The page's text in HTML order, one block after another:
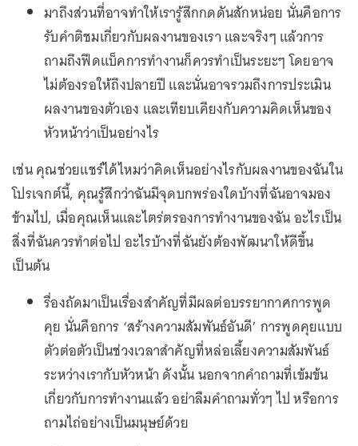
มาถึงส่วนที่อาจทำให้เรารู้สึกกดดันสักหน่อย นั่นคือการ
รับคำติชมเกี่ยวกับผลงานของเรา และจริงๆ แล้วการ
ถามถึงฟีดแบ็คการทำงานก็ควรทำเป็นระยะๆ โดยอาจ
ไม่ต้องรอให้ถึงปลายปี และนั่นอาจรวมถึงการประเมิน
ผลงานของตัวเอง และเทียบเคียงกับความคิดเห็นของ
หัวหน้าว่าเป็นอย่างไร
เช่น คุณช่วยแชร์ได้ไหมว่าคิดเห็นอย่างไรกับผลงานของฉันใน
โปรเจกต์นี้, คุณรู้สึกว่าฉันมีจุดบกพร่องใดบ้างที่ฉันอาจมอง
ข้ามไป, เมื่อคุณเห็นและไตร่ตรองการทำงานของฉัน อะไรเป็น
สิ่งที่ฉันควรทำต่อไป อะไรบ้างที่ฉันยังต้องพัฒนาให้ดีขึ้น
เป็นต้น
รื่องถัดมาเป็นเรื่องสำคัญที่มีผลต่อบรรยากาศการพูด
คุย นั่นคือการ ‘สร้างความสัมพันธ์อันดี’ การพูดคุยแบบ
ตัวต่อตัวเป็นช่วงเวลาสำคัญที่หล่อเลี้ยงความสัมพันธ์
ระหว่างเรากับหัวหน้า ดังนั้น นอกจากคำถามที่เข้มข้น
เกี่ยวกับการทำงานแล้ว อย่าลืมคำถามทั่วๆ ไป หรือการ
ถามไถ่อย่างเป็นมนุษย์ด้วย